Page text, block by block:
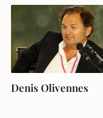
Denis Olivennes